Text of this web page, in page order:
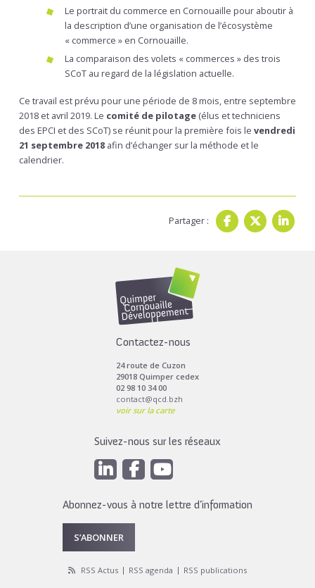
Le portrait du commerce en Cornouaille pour aboutir à
la description d’une organisation de l’écosystème
« commerce » en Cornouaille.
La comparaison des volets « commerces » des trois
SCoT au regard de la législation actuelle.
Ce travail est prévu pour une période de 8 mois, entre septembre
2018 et avril 2019. Le comité de pilotage (élus et techniciens
des EPCI et des SCoT) se réunit pour la première fois le vendredi
21 septembre 2018 afin d’échanger sur la méthode et le
calendrier.
Partager :
Contactez-nous
24 route de Cuzon
29018 Quimper cedex
02 98 10 34 00
contact@qcd.bzh
voir sur la carte
Suivez-nous sur les réseaux
Abonnez-vous à notre lettre d’information
S’ABONNER
RSS Actus RSS agenda RSS publications